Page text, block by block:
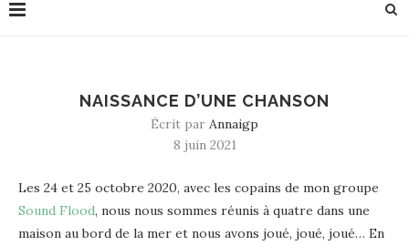
NAISSANCE D’UNE CHANSON
Écrit par Annaigp
8 juin 2021
Les 24 et 25 octobre 2020, avec les copains de mon groupe
Sound Flood, nous nous sommes réunis à quatre dans une
maison au bord de la mer et nous avons joué, joué, joué… En